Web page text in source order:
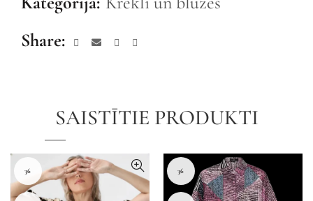
Share
SAISTĪTIE PRODUKTI
36 36